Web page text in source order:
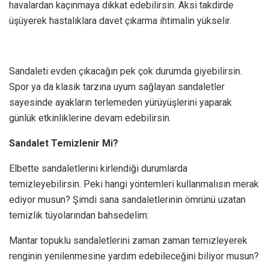
havalardan kaçınmaya dikkat edebilirsin. Aksi takdirde
üşüyerek hastalıklara davet çıkarma ihtimalin yükselir.
Sandaleti evden çıkacağın pek çok durumda giyebilirsin.
Spor ya da klasik tarzına uyum sağlayan sandaletler
sayesinde ayakların terlemeden yürüyüşlerini yaparak
günlük etkinliklerine devam edebilirsin.
Sandalet Temizlenir Mi?
Elbette sandaletlerini kirlendiği durumlarda
temizleyebilirsin. Peki hangi yöntemleri kullanmalısın merak
ediyor musun? Şimdi sana sandaletlerinin ömrünü uzatan
temizlik tüyolarından bahsedelim:
Mantar topuklu sandaletlerini zaman zaman temizleyerek
renginin yenilenmesine yardım edebileceğini biliyor musun?